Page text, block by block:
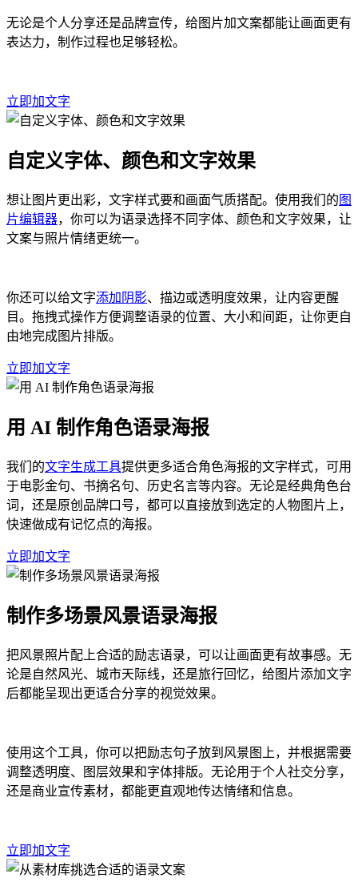
无论是个人分享还是品牌宣传，给图片加文案都能让画面更有
表达力，制作过程也足够轻松。
立即加文字
自定义字体、颜色和文字效果
想让图片更出彩，文字样式要和画面气质搭配。使用我们的 图
片编辑器，你可以为语录选择不同字体、颜色和文字效果，让
文案与照片情绪更统一。
你还可以给文字添加阴影、描边或透明度效果，让内容更醒
目。拖拽式操作方便调整语录的位置、大小和间距，让你更自
由地完成图片排版。
立即加文字
用 AI 制作角色语录海报
我们的文字生成工具提供更多适合角色海报的文字样式，可用
于电影金句、书摘名句、历史名言等内容。无论是经典角色台
词，还是原创品牌口号，都可以直接放到选定的人物图片上，
快速做成有记忆点的海报。
立即加文字
制作多场景风景语录海报
把风景照片配上合适的励志语录，可以让画面更有故事感。无
论是自然风光、城市天际线，还是旅行回忆，给图片添加文字
后都能呈现出更适合分享的视觉效果。
使用这个工具，你可以把励志句子放到风景图上，并根据需要
调整透明度、图层效果和字体排版。无论用于个人社交分享，
还是商业宣传素材，都能更直观地传达情绪和信息。
立即加文字